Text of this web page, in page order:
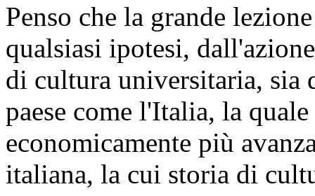
Penso che la grande
qualsiasi ipotesi,
di cultura universitaria, sia
paese come l'Italia, la
economicamente più
italiana, la cui storia di